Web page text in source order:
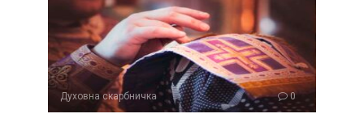
Духовна скарбничка 0